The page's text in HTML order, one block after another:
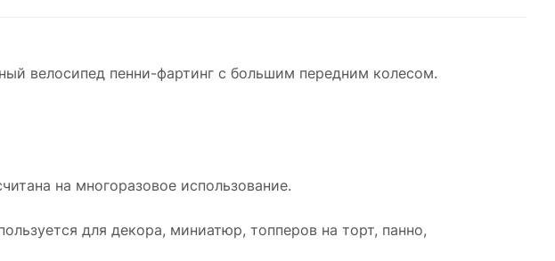
велосипед пенни-фартинг с большим передним колесом.
на многоразовое использование.
для декора, миниатюр, топперов на торт, панно,